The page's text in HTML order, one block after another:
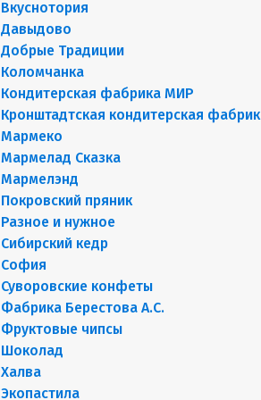
Вкуснотория
Давыдово
Добрые Традиции
Коломчанка
Кондитерская фабрика МИР
Кронштадтская кондитерская
Мармеко
Мармелад Сказка
Мармелэнд
Покровский пряник
Разное и нужное
Сибирский кедр
София
Суворовские конфеты
Фабрика Берестова А.С.
Фруктовые чипсы
Шоколад
Халва
Экопастила